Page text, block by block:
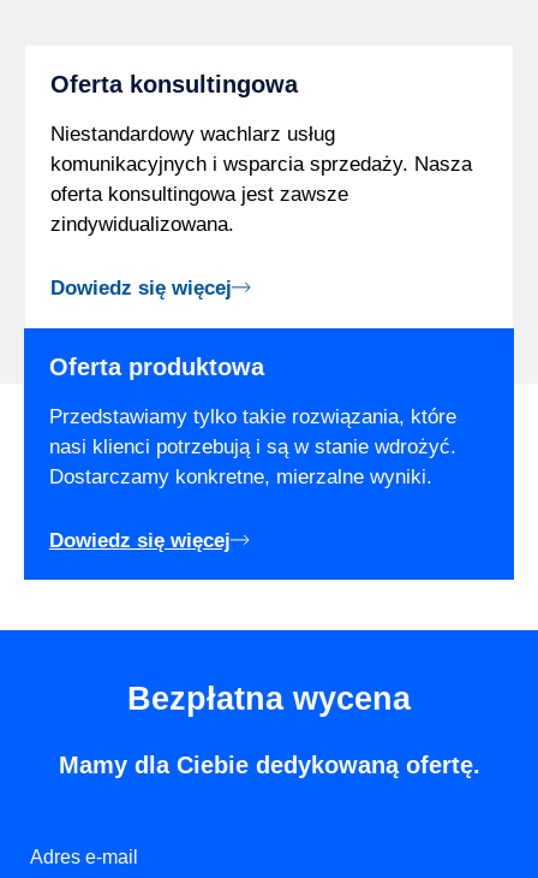
Oferta konsultingowa
Niestandardowy wachlarz usług
komunikacyjnych i wsparcia sprzedaży. Nasza
oferta konsultingowa jest zawsze
zindywidualizowana.
Dowiedz się więcej
Oferta produktowa
Przedstawiamy tylko takie rozwiązania, które
nasi klienci potrzebują i są w stanie wdrożyć.
Dostarczamy konkretne, mierzalne wyniki.
Dowiedz się więcej
Bezpłatna wycena
Mamy dla Ciebie dedykowaną ofertę.